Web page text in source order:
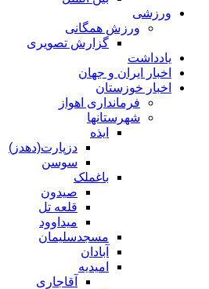
ورزشی
ورزش همگانی
گزارش تصویری
یادداشت
اخبار ایران و جهان
اخبار خوزستان
فرمانداری اهواز
شهرستانها
ایذه
دزپارت(دهدز)
سوسن
باغملک
صیدون
قلعه تل
میداوود
مسجدسلیمان
آبادان
امیدیه
آقاجاری